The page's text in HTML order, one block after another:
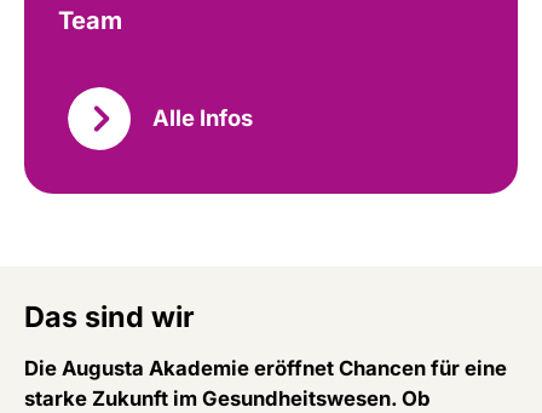
Team
Alle Infos
Das sind wir
Die Augusta Akademie eröffnet Chancen für eine
starke Zukunft im Gesundheitswesen. Ob